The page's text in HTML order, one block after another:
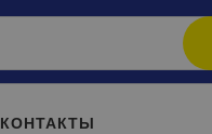
КОНТАКТЫ